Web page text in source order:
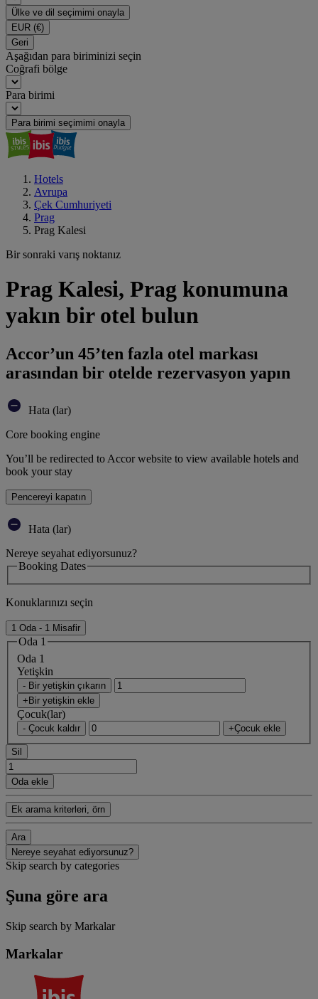
Ülke ve dil seçimimi onayla
EUR (€)
Geri
Aşağıdan para biriminizi seçin
Coğrafi bölge
Para birimi
Para birimi seçimimi onayla
Hotels
Avrupa
Çek Cumhuriyeti
Prag
Prag Kalesi
Bir sonraki varış noktanız
Prag Kalesi, Prag konumuna
yakın bir otel bulun
Accor’un 45’ten fazla otel markası
arasından bir otelde rezervasyon yapın
Hata (lar)
Core booking engine
You’ll be redirected to Accor website to view available hotels and
book your stay
Pencereyi kapatın
Hata (lar)
Nereye seyahat ediyorsunuz?
Booking Dates
Konuklarınızı seçin
1 Oda - 1 Misafir
Oda 1
Oda 1
Yetişkin
- Bir yetişkin çıkarın
+Bir yetişkin ekle
Çocuk(lar)
- Çocuk kaldır +Çocuk ekle
Sil
Oda ekle
Ek arama kriterleri, örn
Ara
Nereye seyahat ediyorsunuz?
Skip search by categories
Şuna göre ara
Skip search by Markalar
Markalar